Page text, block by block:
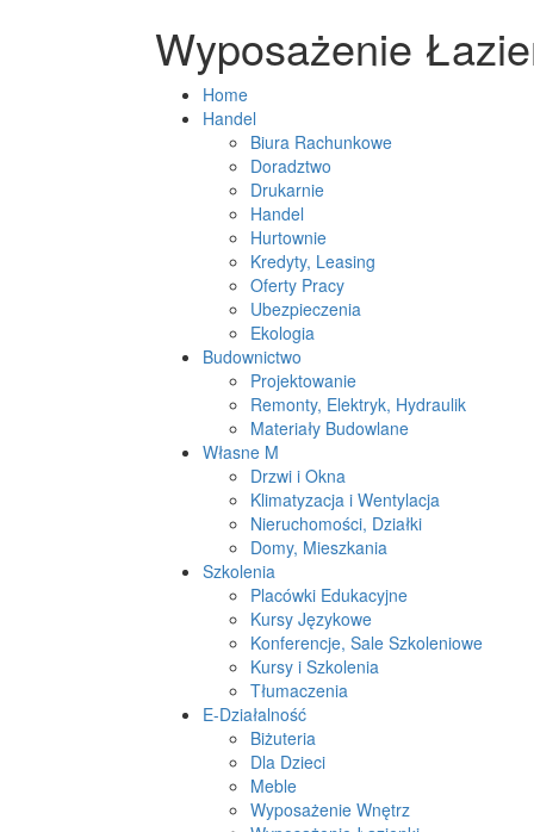
Wyposażenie
Home
Handel
Biura Rachunkowe
Doradztwo
Drukarnie
Handel
Hurtownie
Kredyty, Leasing
Oferty Pracy
Ubezpieczenia
Ekologia
Budownictwo
Projektowanie
Remonty, Elektryk, Hydraulik
Materiały Budowlane
Własne M
Drzwi i Okna
Klimatyzacja i Wentylacja
Nieruchomości, Działki
Domy, Mieszkania
Szkolenia
Placówki Edukacyjne
Kursy Językowe
Konferencje, Sale Szkoleniowe
Kursy i Szkolenia
Tłumaczenia
E-Działalność
Biżuteria
Dla Dzieci
Meble
Wyposażenie Wnętrz